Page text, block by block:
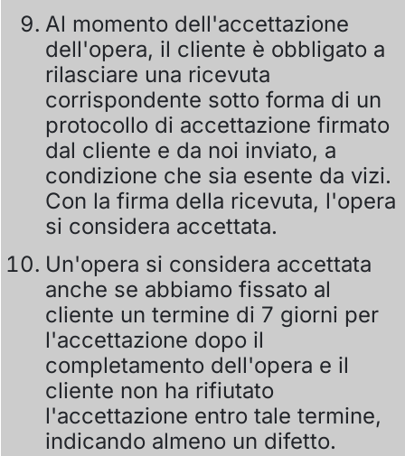
Al momento dell'accettazione
dell'opera, il cliente è obbligato a
rilasciare una ricevuta
corrispondente sotto forma di un
protocollo di accettazione firmato
dal cliente e da noi inviato, a
condizione che sia esente da vizi.
Con la firma della ricevuta, l'opera
si considera accettata.
Un'opera si considera accettata
anche se abbiamo fissato al
cliente un termine di 7 giorni per
l'accettazione dopo il
completamento dell'opera e il
cliente non ha rifiutato
l'accettazione entro tale termine,
indicando almeno un difetto.